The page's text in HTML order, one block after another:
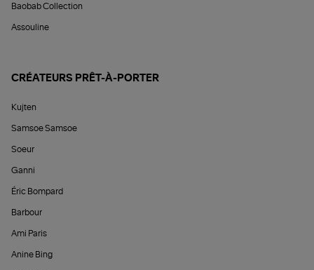
Baobab Collection
Assouline
CRÉATEURS PRÊT-À-PORTER
Kujten
Samsoe Samsoe
Soeur
Ganni
Éric Bompard
Barbour
Ami Paris
Anine Bing